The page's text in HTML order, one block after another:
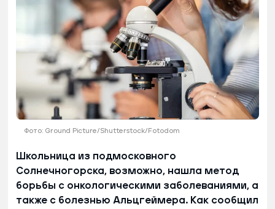
Фото: Ground Picture/Shutterstock/Fotodom
Школьница из подмосковного
Солнечногорска, возможно, нашла метод
борьбы с онкологическими заболеваниями, а
также с болезнью Альцгеймера. Как сообщил